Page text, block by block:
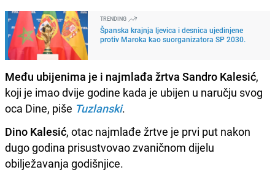
TRENDING
Španska krajnja ljevica i desnica ujedinjene
protiv Maroka kao suorganizatora SP 2030.
Među ubijenima je i najmlađa žrtva Sandro Kalesić,
koji je imao dvije godine kada je ubijen u naručju svog
oca Dine, piše Tuzlanski.
Dino Kalesić, otac najmlađe žrtve je prvi put nakon
dugo godina prisustvovao zvaničnom dijelu
obilježavanja godišnjice.